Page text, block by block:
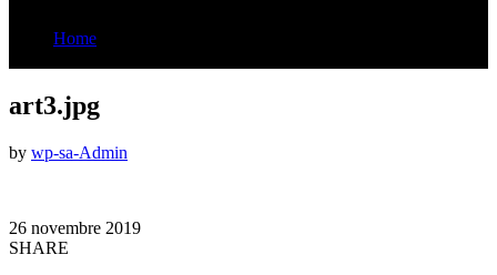
Home
art3.jpg
by wp-sa-Admin
26 novembre 2019
SHARE